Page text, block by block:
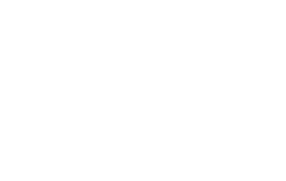
っていただき、
（７）高気密・高断熱住宅で対応」内
ておりますので参考にしてみてくだ